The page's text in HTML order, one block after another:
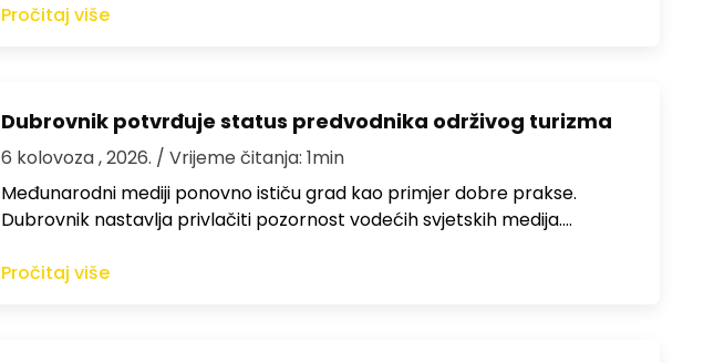
Pročitaj više
Dubrovnik potvrđuje status predvodnika održivog turizma
6 kolovoza , 2026. / Vrijeme čitanja: 1min
Međunarodni mediji ponovno ističu grad kao primjer dobre prakse.
Dubrovnik nastavlja privlačiti pozornost vodećih svjetskih medija.…
Pročitaj više